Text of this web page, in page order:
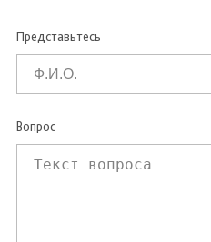
Представьтесь
Вопрос